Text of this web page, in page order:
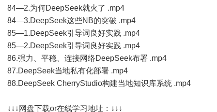
84—2.为何DeepSeek就火了 .mp4
84—3.DeepSeek这些NB的突破 .mp4
85—1.DeepSeek引导词良好实践 .mp4
85—2.DeepSeek引导词良好实践 .mp4
86.强力、平稳、连接网络DeepSeek布署 .mp4
87.DeepSeek当地私有化部署 .mp4
88.DeepSeek CherryStudio构建当地知识库系统 .mp4
↓↓↓网盘下载or在线学习地址：↓↓↓